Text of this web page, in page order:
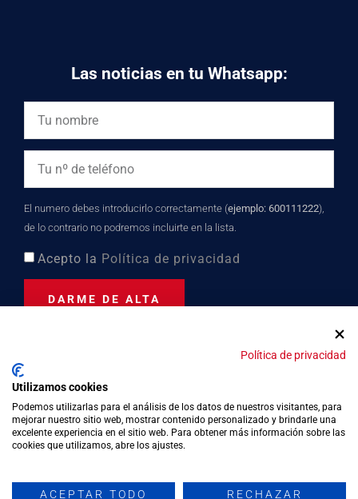
Las noticias en tu Whatsapp:
El numero debes introducirlo correctamente (ejemplo: 600111222),
de lo contrario no podremos incluirte en la lista.
Acepto la Política de privacidad
DARME DE ALTA
Distinción turística desde
2023
Política de privacidad
Utilizamos cookies
Podemos utilizarlas para el análisis de los datos de nuestros visitantes, para
mejorar nuestro sitio web, mostrar contenido personalizado y brindarle una
excelente experiencia en el sitio web. Para obtener más información sobre las
cookies que utilizamos, abre los ajustes.
ACEPTAR TODO RECHAZAR